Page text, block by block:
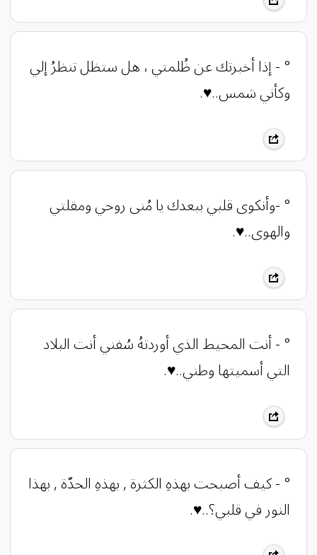
° - إذا أخبرتك عن ظُلمتي ، هل ستظل تنظرُ إلي
وكأني شمس..♥️.
° -وأنكوى قلبي ببعدك يا مُنى روحي ومقلتي
والهوى..♥️.
° - ‏أنت المحيط الذي أوردتهُ سُفني أنت البلاد
التي أسميتها وطني..♥️.
° - ‏كيف أصبحت بهذهِ الكثرة , بهذهِ الحدّة , بهذا
النور في قلبي؟..♥️.